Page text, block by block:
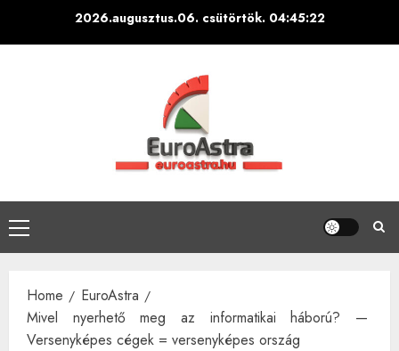
2026.augusztus.06. csütörtök. 04:45:22
Primary
Menu
Home
EuroAstra
Mivel nyerhető meg az informatikai háború? —
Versenyképes cégek = versenyképes ország